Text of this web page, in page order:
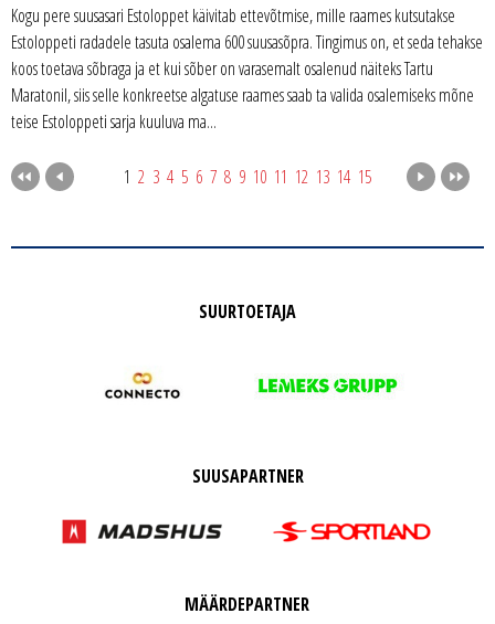
Kogu pere suusasari Estoloppet käivitab ettevõtmise, mille raames kutsutakse
Estoloppeti radadele tasuta osalema 600 suusasõpra. Tingimus on, et seda tehakse
koos toetava sõbraga ja et kui sõber on varasemalt osalenud näiteks Tartu
Maratonil, siis selle konkreetse algatuse raames saab ta valida osalemiseks mõne
teise Estoloppeti sarja kuuluva ma...
1 2 3 4 5 6 7 8 9 10 11 12 13 14 15
SUURTOETAJA
SUUSAPARTNER
MÄÄRDEPARTNER